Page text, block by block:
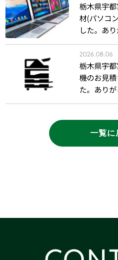
栃木県宇
材(パソコ
した。あ
2026.08.06
栃木県宇
機のお見
た。ありが
一覧に